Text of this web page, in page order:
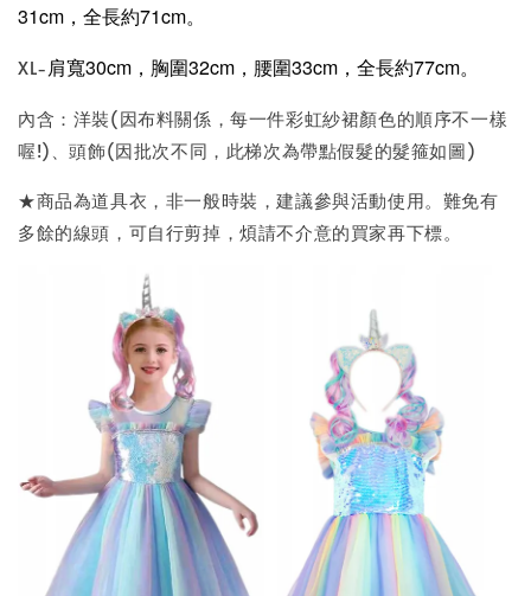
31cm， 全長約71cm。
XL-肩寬30cm，胸圍32cm，腰圍33cm， 全長約77cm。
內含：洋裝(因布料關係，每一件彩虹紗裙顏色的順序不一樣
喔!)、頭飾(因批次不同，此梯次為帶點假髮的髮箍如圖)
★商品為道具衣，非一般時裝，建議參與活動使用。難免有
多餘的線頭，可自行剪掉，煩請不介意的買家再下標。